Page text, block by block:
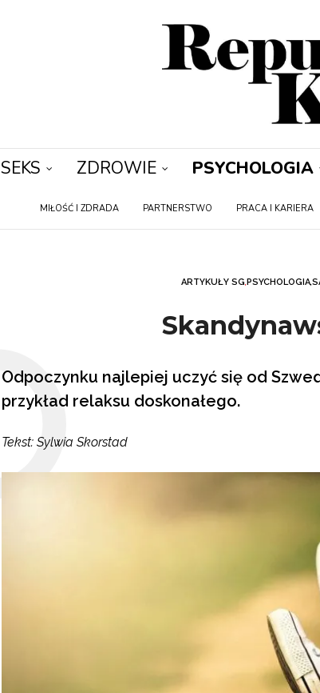
SEKS ZDROWIE PSYCHOLOGIA
MIŁOŚĆ I ZDRADA PARTNERSTWO PRACA I KARIERA
ARTYKUŁY SG,PSYCHOLOGIA,
Odpoczynku najlepiej uczyć się od
przykład relaksu doskonałego.
Tekst: Sylwia Skorstad